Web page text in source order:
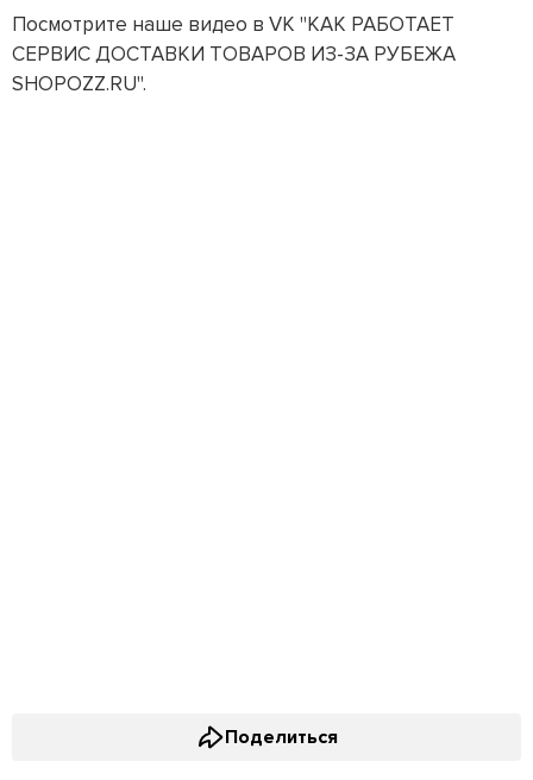
Посмотрите наше видео в VK "КАК РАБОТАЕТ
СЕРВИС ДОСТАВКИ ТОВАРОВ ИЗ-ЗА РУБЕЖА
SHOPOZZ.RU".
Поделиться